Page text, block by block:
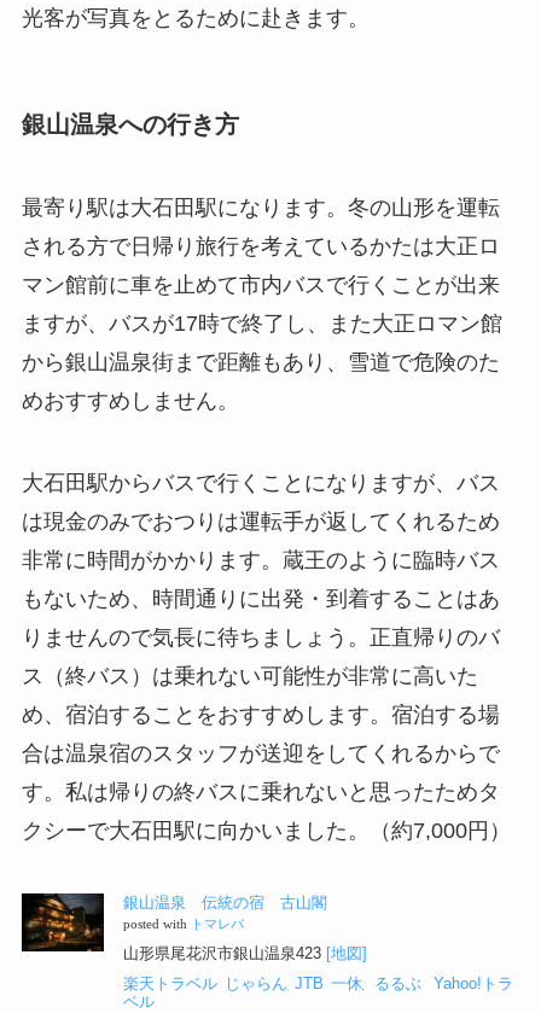
光客が写真をとるために赴きます。
銀山温泉への行き方
最寄り駅は大石田駅になります。冬の山形を運転
される方で日帰り旅行を考えているかたは大正ロ
マン館前に車を止めて市内バスで行くことが出来
ますが、バスが17時で終了し、また大正ロマン館
から銀山温泉街まで距離もあり、雪道で危険のた
めおすすめしません。
大石田駅からバスで行くことになりますが、バス
は現金のみでおつりは運転手が返してくれるため
非常に時間がかかります。蔵王のように臨時バス
もないため、時間通りに出発・到着することはあ
りませんので気長に待ちましょう。正直帰りのバ
ス（終バス）は乗れない可能性が非常に高いた
め、宿泊することをおすすめします。宿泊する場
合は温泉宿のスタッフが送迎をしてくれるからで
す。私は帰りの終バスに乗れないと思ったためタ
クシーで大石田駅に向かいました。（約7,000円）
銀山温泉 伝統の宿 古山閣
posted with トマレバ
山形県尾花沢市銀山温泉423 [地図]
楽天トラベル
じゃらん JTB 一休 るるぶ
Yahoo!トラ
ベル